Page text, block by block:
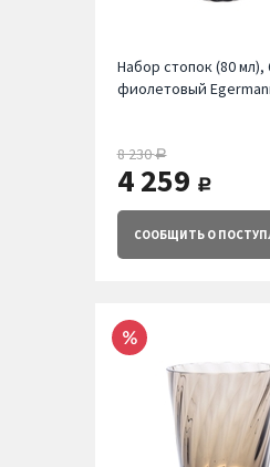
Набор стопок (80 мл),
фиолетовый
8 230руб.
4 259 руб.
СООБЩИТЬ О